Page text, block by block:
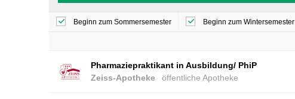
Beginn zum Sommersemester Beginn zum Wintersemester
Pharmaziepraktikant in Ausbildung/ PhiP
Zeiss-Apotheke
öffentliche Apotheke